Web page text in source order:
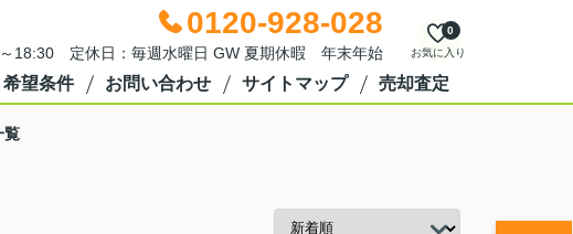
0120-928-028
18:30 定休日：毎週水曜日 GW 夏期休暇 年末年始 お気に入り
0
希望条件 お問い合わせ サイトマップ 売却査定
覧